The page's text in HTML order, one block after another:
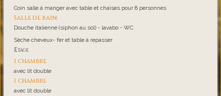
Coin salle à manger avec table et chaises pour 8 personnes
Salle de bain:
Douche italienne (siphon au sol) - lavabo - WC
Sèche cheveux- fer et table à repasser
Etage
1 chambre
avec lit double
1 chambre
avec lit double